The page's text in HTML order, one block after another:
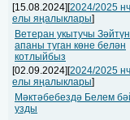
[15.08.2024][2024/2025
елы яңалыклары]
Ветеран укытучы
апаны туган көне белән
котлыйбыз
[02.09.2024][2024/2025
елы яңалыклары]
Мәктәбебездә Белем
узды